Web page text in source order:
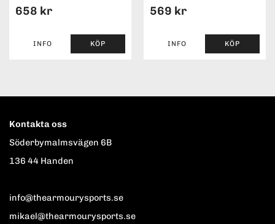
658 kr
INFO KÖP
569 kr
INFO KÖP
Kontakta oss
Söderbymalmsvägen 6B
136 44 Handen
info@thearmourysports.se
mikael@thearmourysports.se